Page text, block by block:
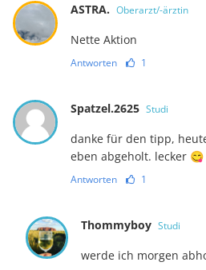
ASTRA. Oberarzt/-ärztin
Nette Aktion
Antworten 1
Spatzel.2625 Studi
danke für den tipp,
eben abgeholt. lecker
Antworten 1
Thommyboy Studi
werde ich morgen